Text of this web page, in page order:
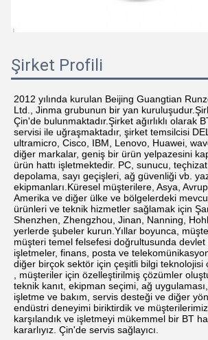
Şirket Profili
2012 yılında kurulan Beijing Guangtian
Ltd., Jinma grubunun bir yan
Çin'de bulunmaktadır.Şirket ağırlıklı olarak
servisi ile uğraşmaktadır, şirket temsilcisi
ultramicro, Cisco, IBM, Lenovo, Huawei,
diğer markalar, geniş bir ürün yelpazesini
ürün hattı işletmektedir. PC, sunucu,
depolama, sayı geçişleri, ağ güvenliği vb.
ekipmanları.Küresel müşterilere, Asya,
Amerika ve diğer ülke ve bölgelerdeki
ürünleri ve teknik hizmetler sağlamak için
Shenzhen, Zhengzhou, Jinan, Nanning,
yerlerde şubeler kurun.Yıllar boyunca,
müşteri temel felsefesi doğrultusunda devlet
işletmeler, finans, posta ve
diğer birçok sektör için çeşitli bilgi teknolojisi
, müşteriler için özelleştirilmiş çözümler
teknik kanıt, ekipman seçimi, ağ
işletme ve bakım, servis desteği ve diğer
endüstri deneyimi biriktirdik ve
karşılandık ve işletmeyi mükemmel bir BT
kararlıyız. Çin'de servis sağlayıcı.